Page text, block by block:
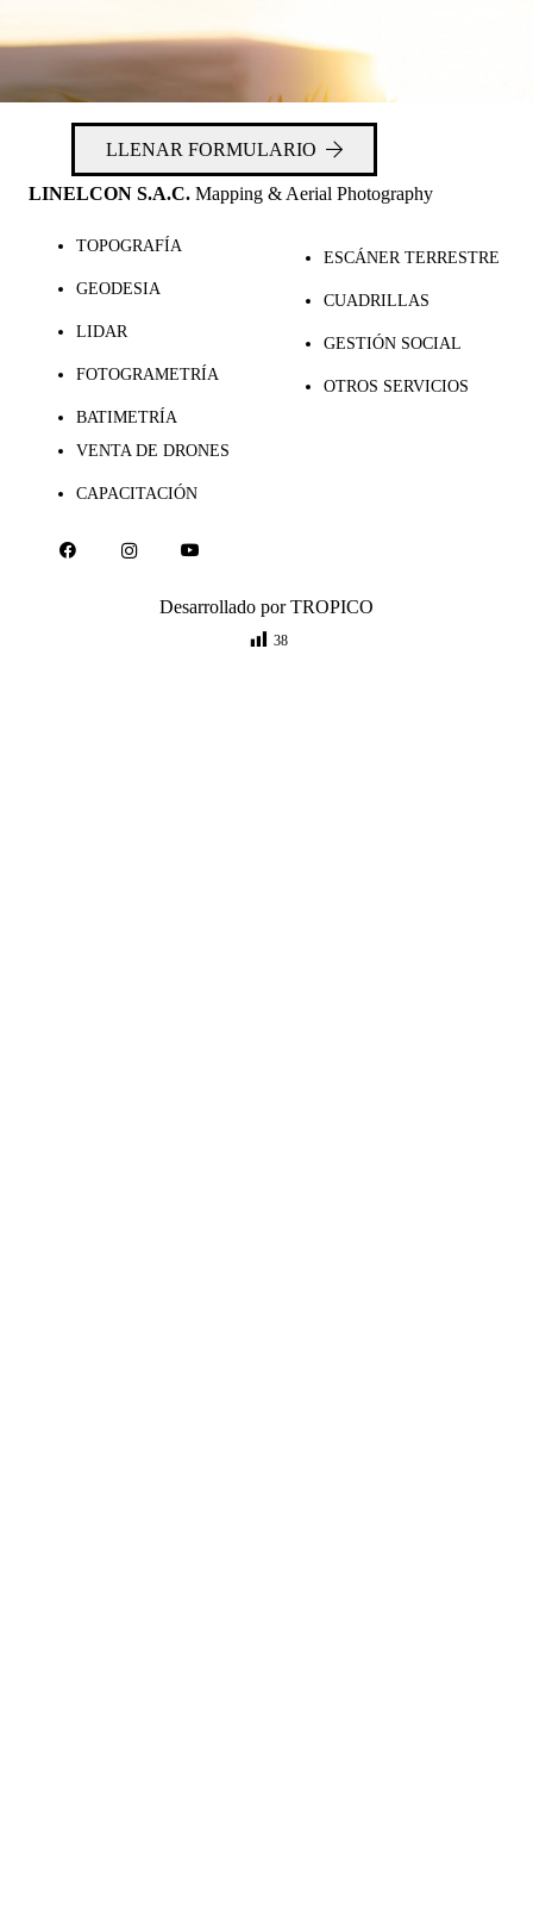
LLENAR FORMULARIO
LINELCON S.A.C. Mapping & Aerial Photography
TOPOGRAFÍA
GEODESIA
LIDAR
FOTOGRAMETRÍA
BATIMETRÍA
ESCÁNER TERRESTRE
CUADRILLAS
GESTIÓN SOCIAL
OTROS SERVICIOS
VENTA DE DRONES
CAPACITACIÓN
Desarrollado porTROPICO
38